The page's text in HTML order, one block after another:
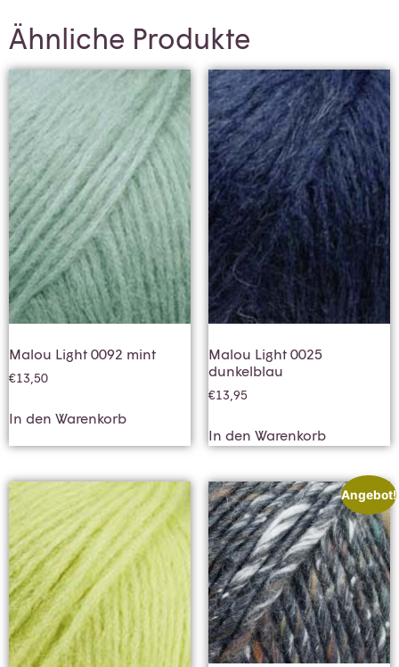
Ähnliche Produkte
Malou Light 0092 mint
€13,50
In den Warenkorb
Malou Light 0025
dunkelblau
€13,95
In den Warenkorb
Angebot!